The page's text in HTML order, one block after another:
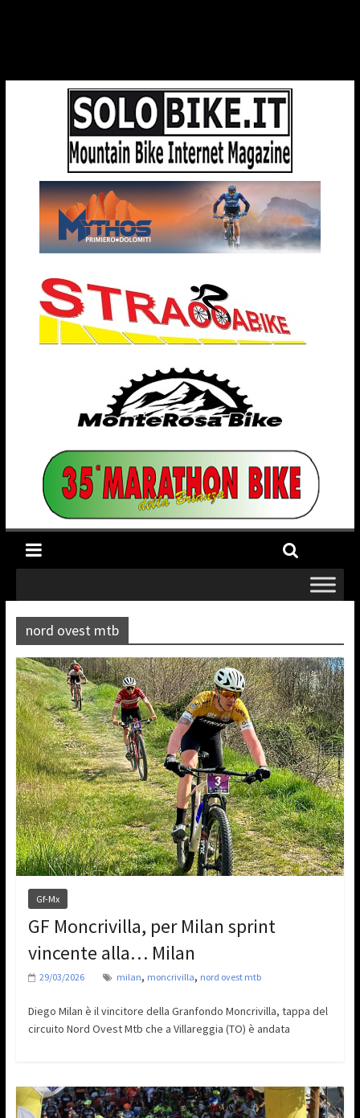
nord ovest mtb
Gf-Mx
GF Moncrivilla, per Milan sprint
vincente alla… Milan
29/03/2026 milan, moncrivilla, nord ovest mtb
Diego Milan è il vincitore della Granfondo Moncrivilla, tappa del
circuito Nord Ovest Mtb che a Villareggia (TO) è andata